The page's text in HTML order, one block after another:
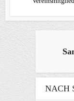
NACH